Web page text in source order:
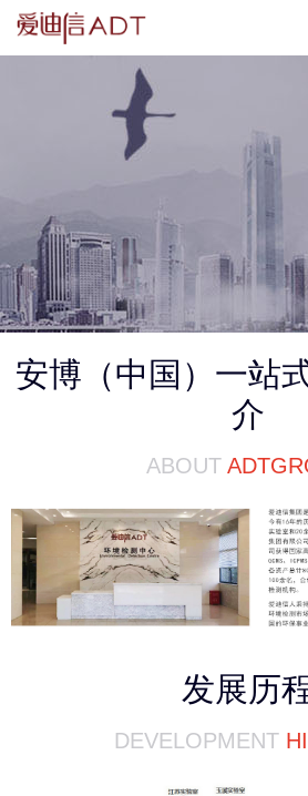
安博（中国）一站
介
ABOUT
发展历
DEVELOPMENT